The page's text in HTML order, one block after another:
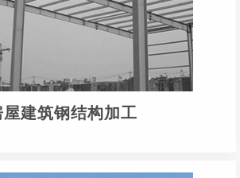
屋建筑钢结构加工